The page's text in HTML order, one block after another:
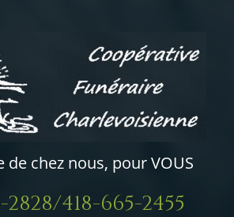
de chez nous, pour VOUS
2828/418-665-2455